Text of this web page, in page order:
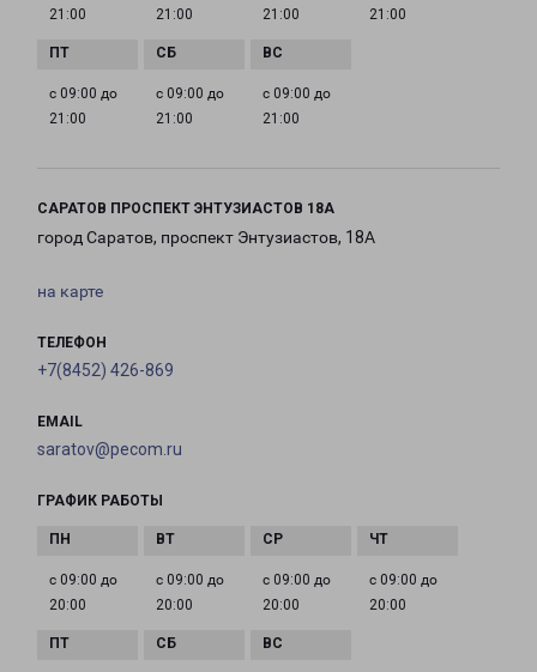
21:00
21:00
21:00
21:00
с 09:00 до
21:00
с 09:00 до
21:00
с 09:00 до
21:00
САРАТОВ ПРОСПЕКТ ЭНТУЗИАСТОВ 18А
город Саратов, проспект Энтузиастов, 18А
на карте
ТЕЛЕФОН
+7(8452) 426-869
EMAIL
saratov@pecom.ru
ГРАФИК РАБОТЫ
с 09:00 до
20:00
с 09:00 до
20:00
с 09:00 до
20:00
с 09:00 до
20:00